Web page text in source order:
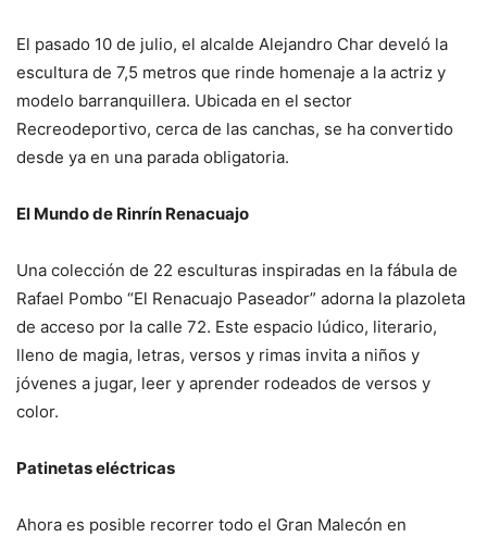
El pasado 10 de julio, el alcalde Alejandro Char develó la
escultura de 7,5 metros que rinde homenaje a la actriz y
modelo barranquillera. Ubicada en el sector
Recreodeportivo, cerca de las canchas, se ha convertido
desde ya en una parada obligatoria.
El Mundo de Rinrín Renacuajo
Una colección de 22 esculturas inspiradas en la fábula de
Rafael Pombo “El Renacuajo Paseador” adorna la plazoleta
de acceso por la calle 72. Este espacio lúdico, literario,
lleno de magia, letras, versos y rimas invita a niños y
jóvenes a jugar, leer y aprender rodeados de versos y
color.
Patinetas eléctricas
Ahora es posible recorrer todo el Gran Malecón en